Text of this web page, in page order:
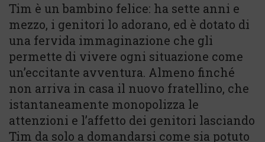
Tim è un bambino felice: ha sette anni e
mezzo, i genitori lo adorano, ed è dotato di
una fervida immaginazione che gli
permette di vivere ogni situazione come
un’eccitante avventura. Almeno finché
non arriva in casa il nuovo fratellino, che
istantaneamente monopolizza le
attenzioni e l’affetto dei genitori lasciando
Tim da solo a domandarsi come sia potuto